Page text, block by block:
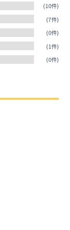
(10件)
(7件)
(0件)
(1件)
(0件)